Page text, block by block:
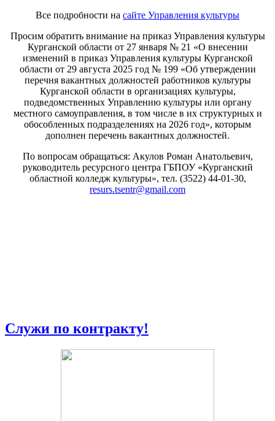
Все подробности на сайте Управления культуры
Просим обратить внимание на приказ Управления культуры
Курганской области от 27 января № 21 «О внесении
изменений в приказ Управления культуры Курганской
области от 29 августа 2025 год № 199 «Об утверждении
перечня вакантных должностей работников культуры
Курганской области в организациях культуры,
подведомственных Управлению культуры или органу
местного самоуправления, в том числе в их структурных и
обособленных подразделениях на 2026 год», которым
дополнен перечень вакантных должностей.
По вопросам обращаться: Акулов Роман Анатольевич,
руководитель ресурсного центра ГБПОУ «Курганский
областной колледж культуры», тел. (3522) 44-01-30,
resurs.tsentr@gmail.com
Служи по контракту!